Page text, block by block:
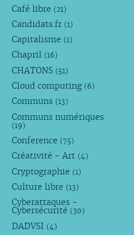
Café libre (21)
Candidats.fr (1)
Capitalisme (1)
Chapril (16)
CHATONS (51)
Cloud computing (6)
Communs (13)
Communs numériques
(19)
Conference (75)
Créativité - Art (4)
Cryptographie (1)
Culture libre (13)
Cyberattaques -
Cybersécurité (30)
DADVSI (4)